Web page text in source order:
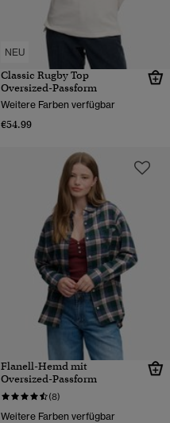
NEU
Classic Rugby Top
Oversized-Passform
Weitere Farben verfügbar
€54.99
Flanell-Hemd mit
Oversized-Passform
(8)
Weitere Farben verfügbar